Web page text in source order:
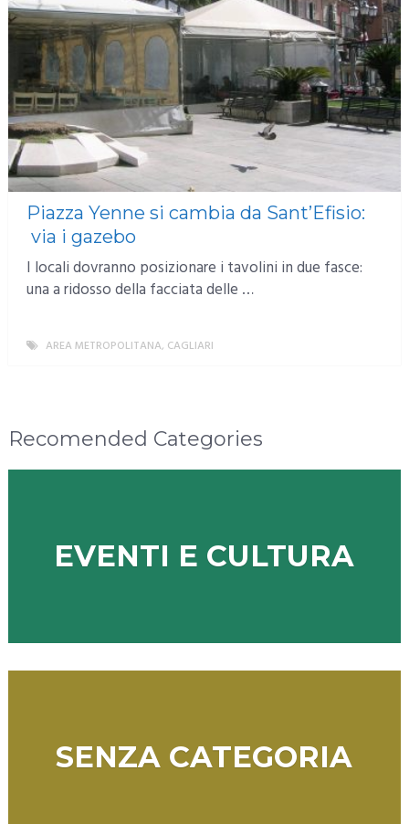
Piazza Yenne si cambia da Sant’Efisio:
via i gazebo
I locali dovranno posizionare i tavolini in due fasce:
una a ridosso della facciata delle …
AREA METROPOLITANA, CAGLIARI
Recomended Categories
EVENTI E CULTURA
SENZA CATEGORIA